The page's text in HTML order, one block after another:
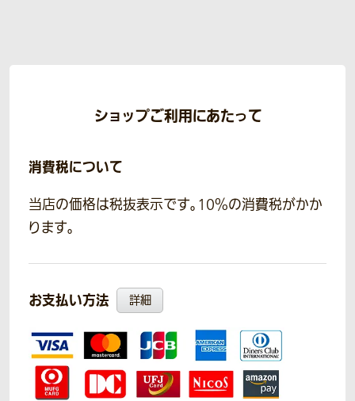
ショップご利用にあたって
消費税について
当店の価格は税抜表示です。10％の消費税がかか
ります。
お支払い方法 詳細